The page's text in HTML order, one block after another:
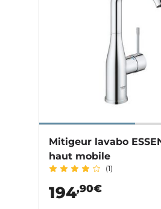
Mitigeur lavabo
haut mobile
(1)
194,90€